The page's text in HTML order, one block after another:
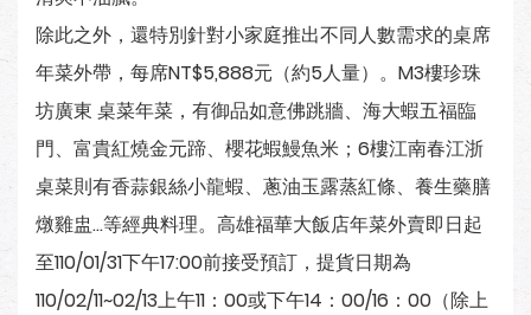
除此之外，還特別針對小家庭推出不同人數需求的桌席
年菜外帶，每席NT$5,888元（約5人量）。M3樓珍珠
坊廣東 桌菜年菜，有御品如意佛跳牆、海大蝦五福臨
門、富貴紅燒金元蹄、櫻花蝦鰻魚米；6樓江南春江浙
桌菜則有香蒜銀絲小龍蝦、蔥油玉露蒸紅條、養生藥膳
燉雞盅…等經典料理。高雄福華大飯店年菜外賣即日起
至110/01/31下午17:00前接受預訂，提貨日期為
110/02/11~02/13上午11：00或下午14：00/16：00（除上